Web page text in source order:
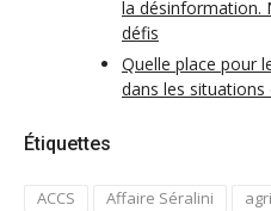
la désinformation.
défis
Quelle place pour
dans les situations
Étiquettes
ACCS Affaire Séralini